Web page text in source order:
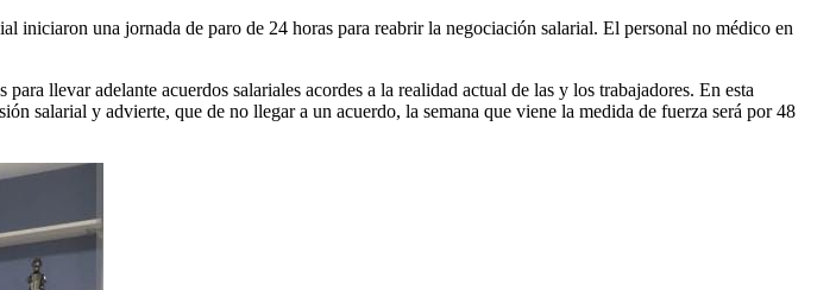
una jornada de paro de 24 horas para reabrir la negociación salarial. El personal no médico en
llevar adelante acuerdos salariales acordes a la realidad actual de las y los trabajadores. En esta
salarial y advierte, que de no llegar a un acuerdo, la semana que viene la medida de fuerza será por 48